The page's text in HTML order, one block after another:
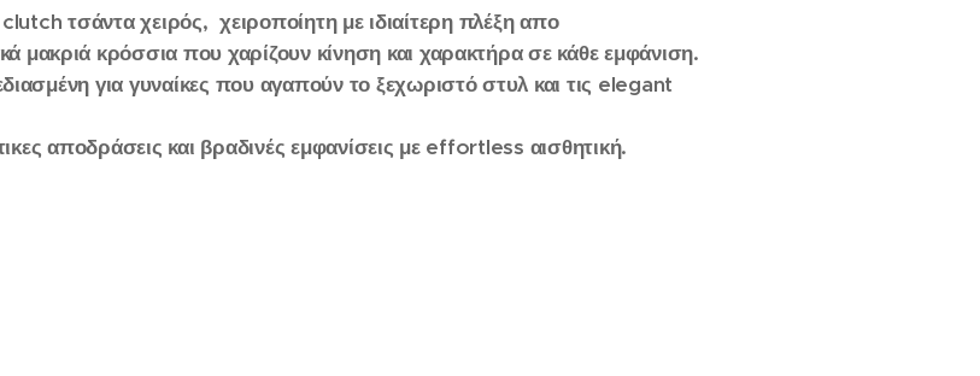
clutch τσάντα χειρός,χειροποίητη με ιδιαίτερη πλέξη απο
μακριά κρόσσια που χαρίζουν κίνηση και χαρακτήρα σε κάθε εμφάνιση.
για γυναίκες που αγαπούν το ξεχωριστό στυλ και τις elegant
αποδράσεις και βραδινές εμφανίσεις με effortless αισθητική.